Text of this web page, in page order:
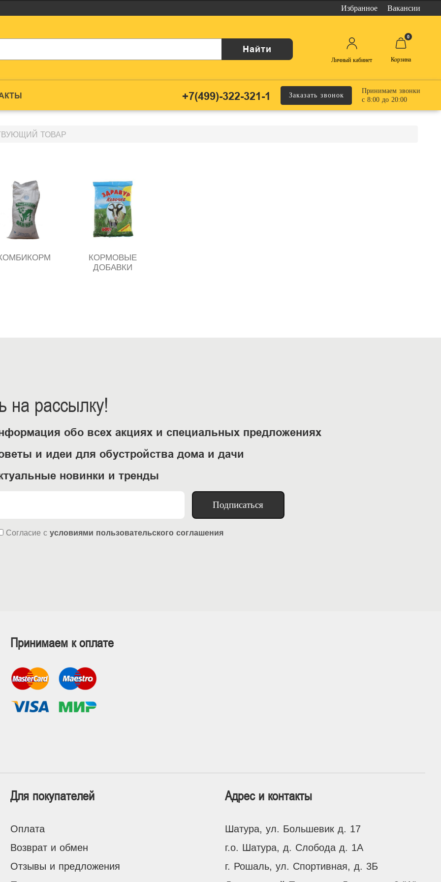
Избранное Вакансии
Найти
Личный кабинет Корзина
0
+7(499)-322-321-1 Заказать звонок
Принимаем звонки
с 8:00 до 20:00
ТОВАР
КОРМОВЫЕ
ДОБАВКИ
на рассылку!
обо всех акциях и специальных предложениях
и идеи для обустройства дома и дачи
новинки и тренды
Подписаться
Согласие с условиями пользовательского соглашения
Принимаем к оплате
Для покупателей
Оплата
Возврат и обмен
Отзывы и предложения
Адрес и контакты
Шатура, ул. Большевик д. 17
г.о. Шатура, д. Слобода д. 1А
г. Рошаль, ул. Спортивная, д. 3Б